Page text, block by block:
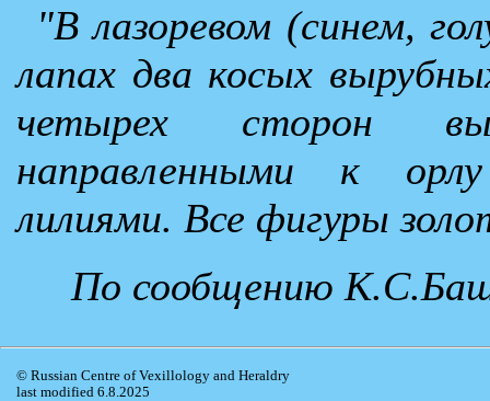
"В лазоревом (синем,
лапах два косых
четырех сторон
направленными к
лилиями. Все фигуры
По сообщению
© Russian Centre of Vexillology and Heraldry
last modified 6.8.2025